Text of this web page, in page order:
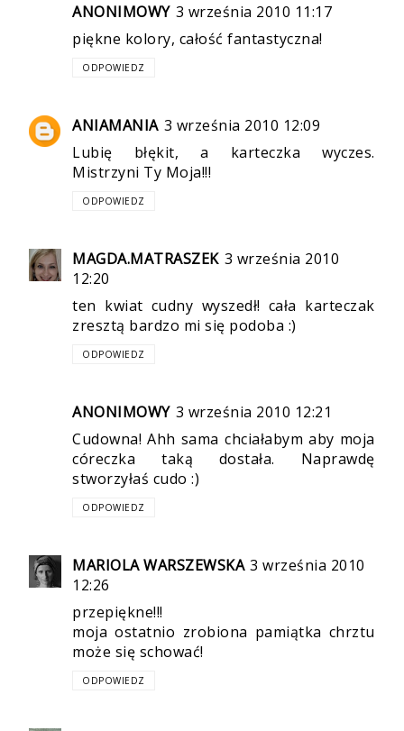
ANONIMOWY 3 września 2010 11:17
piękne kolory, całość fantastyczna!
ODPOWIEDZ
ANIAMANIA 3 września 2010 12:09
Lubię błękit, a karteczka wyczes.
Mistrzyni Ty Moja!!!
ODPOWIEDZ
MAGDA.MATRASZEK 3 września 2010
12:20
ten kwiat cudny wyszedł! cała karteczak
zresztą bardzo mi się podoba :)
ODPOWIEDZ
ANONIMOWY 3 września 2010 12:21
Cudowna! Ahh sama chciałabym aby moja
córeczka taką dostała. Naprawdę
stworzyłaś cudo :)
ODPOWIEDZ
MARIOLA WARSZEWSKA 3 września 2010
12:26
przepiękne!!!
moja ostatnio zrobiona pamiątka chrztu
może się schować!
ODPOWIEDZ